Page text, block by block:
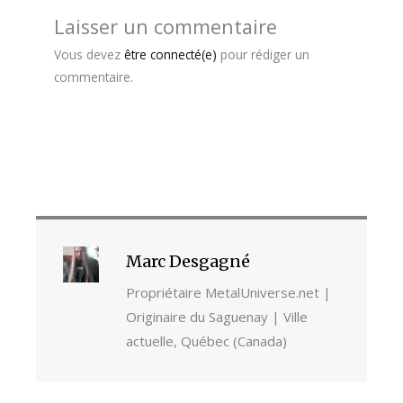
Laisser un commentaire
Vous devez être connecté(e) pour rédiger un
commentaire.
Marc Desgagné
Propriétaire MetalUniverse.net |
Originaire du Saguenay | Ville
actuelle, Québec (Canada)